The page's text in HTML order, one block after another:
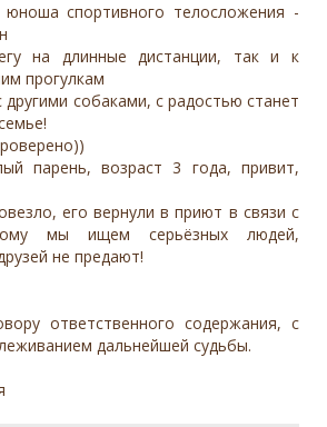
спортивного телосложения -
на длинные дистанции, так и к
прогулкам
собаками, с радостью станет
парень, возраст 3 года, привит,
его вернули в приют в связи с
мы ищем серьёзных людей,
не предают!
ответственного содержания, с
дальнейшей судьбы.